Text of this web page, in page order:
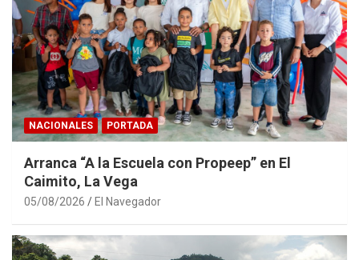
NACIONALES PORTADA
Arranca “A la Escuela con Propeep” en El
Caimito, La Vega
05/08/2026 El Navegador